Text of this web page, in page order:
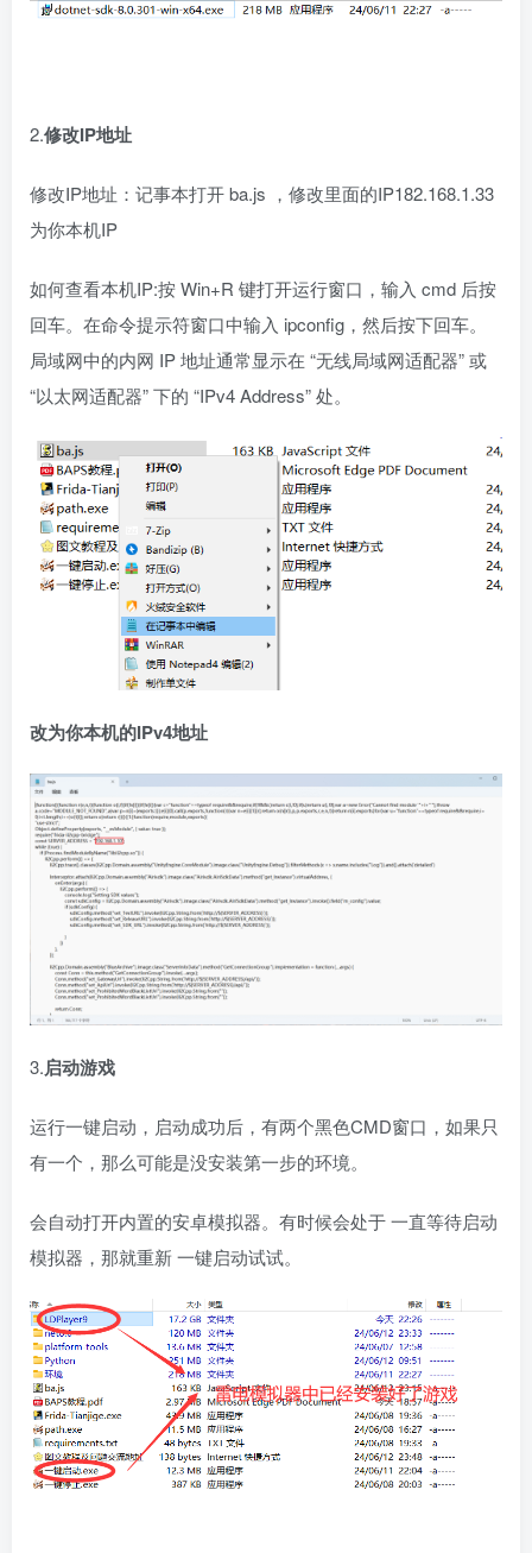
2.修改IP地址
修改IP地址：记事本打开 ba.js ，修改里面的IP182.168.1.33
为你本机IP
如何查看本机IP:按 Win+R 键打开运行窗口，输入 cmd 后按
回车。在命令提示符窗口中输入 ipconfig，然后按下回车。
局域网中的内网 IP 地址通常显示在 “无线局域网适配器” 或
“以太网适配器” 下的 “IPv4 Address” 处。
改为你本机的IPv4地址
3.启动游戏
运行一键启动，启动成功后，有两个黑色CMD窗口，如果只
有一个，那么可能是没安装第一步的环境。
会自动打开内置的安卓模拟器。有时候会处于 一直等待启动
模拟器，那就重新 一键启动试试。